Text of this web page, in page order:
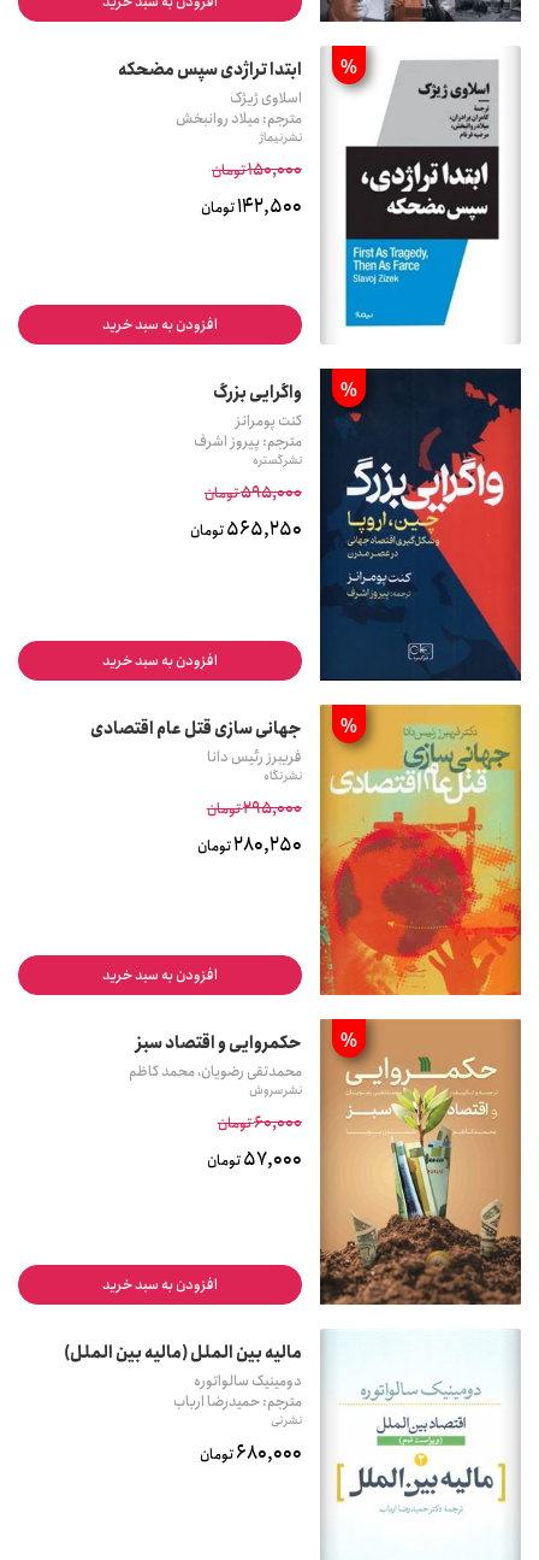
% ابتدا تراژدی سپس مضحکه
اسلاوی ژیژک
مترجم: میلاد روانبخش
نشر نیماژ
150,000تومان
142,500تومان
افزودن به سبد خرید
% واگرایی بزرگ
کنت پومرانز
مترجم: پیروز اشرف
نشر گستره
595,000تومان
565,250تومان
افزودن به سبد خرید
% جهانی سازی قتل عام اقتصادی
فریبرز رئیس دانا
نشر نگاه
295,000تومان
280,250تومان
افزودن به سبد خرید
% حکمروایی و اقتصاد سبز
محمدتقی رضویان، محمد کاظم
نشر سروش
60,000تومان
57,000تومان
افزودن به سبد خرید
مالیه بین الملل (مالیه بین الملل)
دومینیک سالواتوره
مترجم: حمیدرضا ارباب
نشر نی
680,000تومان